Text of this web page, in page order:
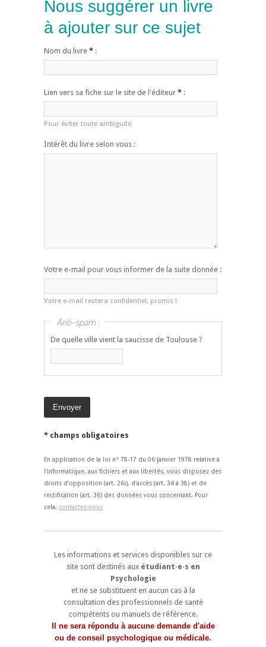
Nous suggérer un livre
à ajouter sur ce sujet
Nom du livre * :
Lien vers sa fiche sur le site de l'éditeur * :
Pour éviter toute ambiguïté
Intérêt du livre selon vous :
Votre e-mail pour vous informer de la suite donnée :
Votre e-mail restera confidentiel, promis !
Anti-spam :
De quelle ville vient la saucisse de Toulouse ?
* champs obligatoires
En application de la loi n° 78-17 du 06 janvier 1978 relative à
l'informatique, aux fichiers et aux libertés, vous disposez des
droits d'opposition (art. 26i), d'accès (art. 34 à 38) et de
rectification (art. 36) des données vous concernant. Pour
cela, contactez-nous
Les informations et services disponibles sur ce
site sont destinés aux étudiant·e·s en
Psychologie
et ne se substituent en aucun cas à la
consultation des professionnels de santé
compétents ou manuels de référence.
Il ne sera répondu à aucune demande d'aide
ou de conseil psychologique ou médicale.